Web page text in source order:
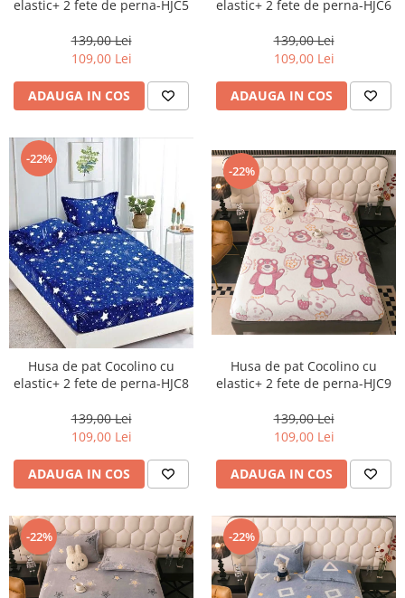
elastic+ 2 fete de perna-HJC5
139,00 Lei
109,00 Lei
ADAUGA IN COS
elastic+ 2 fete de perna-HJC6
139,00 Lei
109,00 Lei
ADAUGA IN COS
-22%
Husa de pat Cocolino cu
elastic+ 2 fete de perna-HJC8
139,00 Lei
109,00 Lei
ADAUGA IN COS
-22%
Husa de pat Cocolino cu
elastic+ 2 fete de perna-HJC9
139,00 Lei
109,00 Lei
ADAUGA IN COS
-22% -22%